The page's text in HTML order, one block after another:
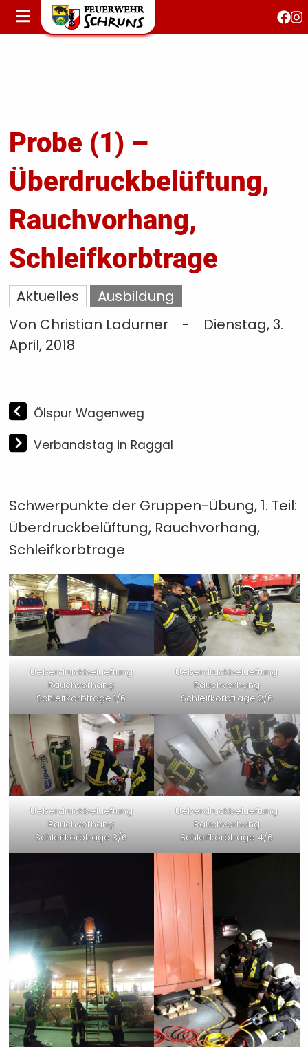
STARTSEITE
AKTUELLES
Probe (1) –
Überdruckbelüftung,
Rauchvorhang,
Schleifkorbtrage
Aktuelles
Ausbildung
Von Christian Ladurner
-
Dienstag, 3.
April, 2018
Ölspur Wagenweg
Verbandstag in Raggal
Schwerpunkte der Gruppen-Übung, 1. Teil:
Überdruckbelüftung, Rauchvorhang,
Schleifkorbtrage
Ueberdruckbelueftung
Rauchvorhang
Schleifkorbtrage 1/6
Ueberdruckbelueftung
Rauchvorhang
Schleifkorbtrage 2/6
Ueberdruckbelueftung
Rauchvorhang
Schleifkorbtrage 3/6
Ueberdruckbelueftung
Rauchvorhang
Schleifkorbtrage 4/6